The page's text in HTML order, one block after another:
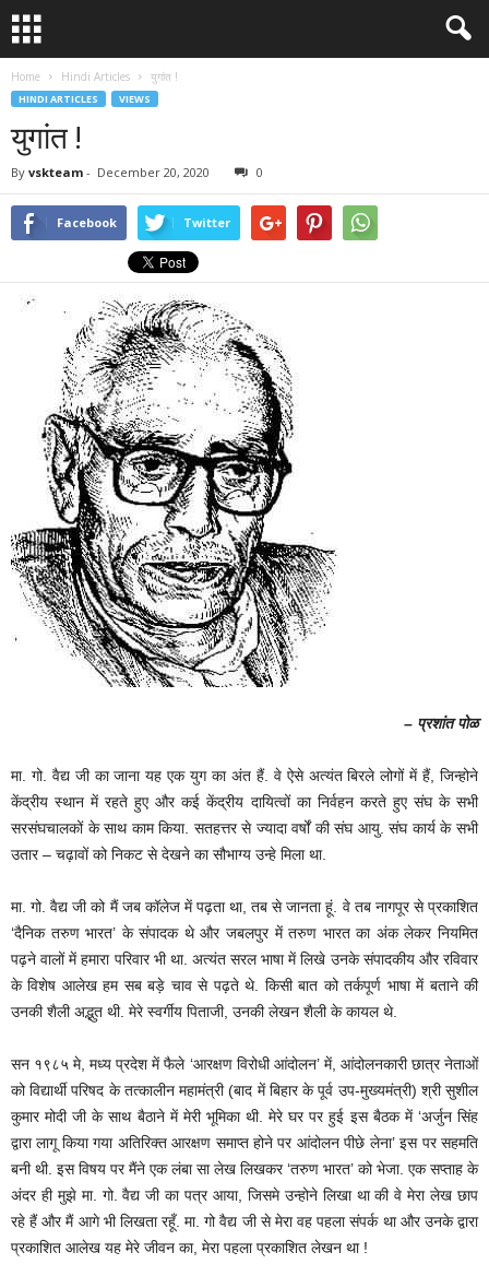
Home Hindi Articles युगांत !
HINDI ARTICLES VIEWS
युगांत !
By vskteam - December 20, 2020 0
Facebook Twitter
– प्रशांत पोळ
मा. गो. वैद्य जी का जाना यह एक युग का अंत हैं. वे ऐसे अत्यंत बिरले लोगों में हैं, जिन्होने
केंद्रीय स्थान में रहते हुए और कई केंद्रीय दायित्वों का निर्वहन करते हुए संघ के सभी
सरसंघचालकों के साथ काम किया. सतहत्तर से ज्यादा वर्षों की संघ आयु. संघ कार्य के सभी
उतार – चढ़ावों को निकट से देखने का सौभाग्य उन्हे मिला था.
मा. गो. वैद्य जी को मैं जब कॉलेज में पढ़ता था, तब से जानता हूं. वे तब नागपूर से प्रकाशित
‘दैनिक तरुण भारत’ के संपादक थे और जबलपुर में तरुण भारत का अंक लेकर नियमित
पढ़ने वालों में हमारा परिवार भी था. अत्यंत सरल भाषा में लिखे उनके संपादकीय और रविवार
के विशेष आलेख हम सब बड़े चाव से पढ़ते थे. किसी बात को तर्कपूर्ण भाषा में बताने की
उनकी शैली अद्भुत थी. मेरे स्वर्गीय पिताजी, उनकी लेखन शैली के कायल थे.
सन १९८५ मे, मध्य प्रदेश में फैले ‘आरक्षण विरोधी आंदोलन’ में, आंदोलनकारी छात्र नेताओं
को विद्यार्थी परिषद के तत्कालीन महामंत्री (बाद में बिहार के पूर्व उप-मुख्यमंत्री) श्री सुशील
कुमार मोदी जी के साथ बैठाने में मेरी भूमिका थी. मेरे घर पर हुई इस बैठक में ‘अर्जुन सिंह
द्वारा लागू किया गया अतिरिक्त आरक्षण समाप्त होने पर आंदोलन पीछे लेना’ इस पर सहमति
बनी थी. इस विषय पर मैंने एक लंबा सा लेख लिखकर ‘तरुण भारत’ को भेजा. एक सप्ताह के
अंदर ही मुझे मा. गो. वैद्य जी का पत्र आया, जिसमे उन्होने लिखा था की वे मेरा लेख छाप
रहे हैं और मैं आगे भी लिखता रहूँ. मा. गो वैद्य जी से मेरा वह पहला संपर्क था और उनके द्वारा
प्रकाशित आलेख यह मेरे जीवन का, मेरा पहला प्रकाशित लेखन था !